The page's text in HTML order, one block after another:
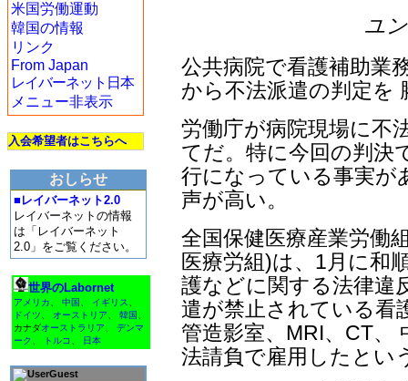
米国労働運動
韓国の情報
リンク
From Japan
レイバーネット日本
メニュー非表示
入会希望者はこちらへ
おしらせ
■レイバーネット2.0
レイバーネットの情報
は「レイバーネット
2.0」をご覧ください。
世界のLabornet
アメリカ 中国 イギリス
ドイツ
オーストリア 韓国
カナダオーストラリア
デンマ
ーク
トルコ 日本
Guest
ユ
公共病院で看護補助業
から不法派遣の判定を
労働庁が病院現場に不
てだ。特に今回の判決
行になっている事実が
声が高い。
全国保健医療産業労働
医療労組)は、1月に和
護などに関する法律違
遣が禁止されている看
管造影室、MRI、CT、
法請負で雇用したとい